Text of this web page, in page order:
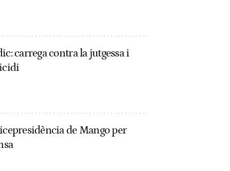
carrega contra la jutgessa i
de Mango per